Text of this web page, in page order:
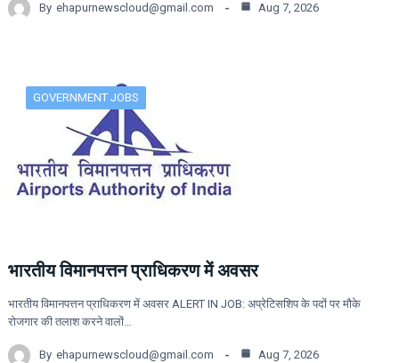
By ehapurnewscloud@gmail.com Aug 7, 2026
GOVERNMENT JOBS
भारतीय विमानपत्तन प्राधिकरण में अवसर
भारतीय विमानपत्तन प्राधिकरण में अवसर ALERT IN JOB: अप्रेटिसशिप के पदों पर मौके
रोजगार की तलाश करने वालों…
By ehapurnewscloud@gmail.com Aug 7, 2026